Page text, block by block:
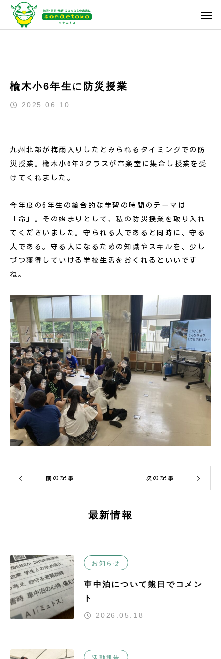
楡木小6年生に防災授業
2025.06.10
九州北部が梅雨入りしたとみられるタイミングでの防
災授業。楡木小6年3クラスが音楽室に集合し授業を受
けてくれました。
今年度の6年生の総合的な学習の時間のテーマは
「命」。その始まりとして、私の防災授業を取り入れ
てくださいました。守られる人であると同時に、守る
人である。守る人になるための知識やスキルを、少し
づつ獲得していける学校生活をおくれるといいです
ね。
前の記事 次の記事
最新情報
お知らせ
車中泊について熊日でコメン
ト
2026.05.18
活動報告